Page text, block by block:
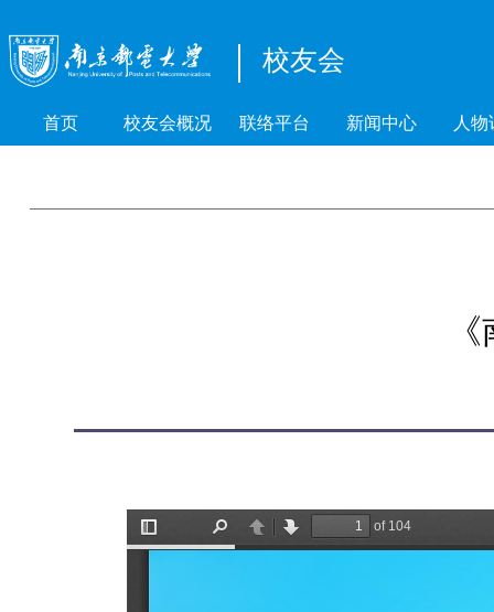
校友会
首页 校友会概况 联络平台 新闻中心 人物